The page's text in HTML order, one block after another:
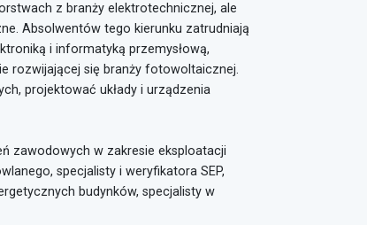
z branży elektrotechnicznej, ale
Absolwentów tego kierunku zatrudniają
i informatyką przemysłową,
rozwijającej się branży fotowoltaicznej.
projektować układy i urządzenia
zawodowych w zakresie eksploatacji
specjalisty i weryfikatora SEP,
budynków, specjalisty w